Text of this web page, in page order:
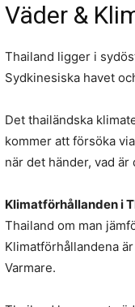
Väder &
Thailand ligger i
Sydkinesiska havet
Det thailändska
kommer att försöka
när det händer, vad
Klimatförhållanden i
Thailand om man
Klimatförhållandena
Varmare.